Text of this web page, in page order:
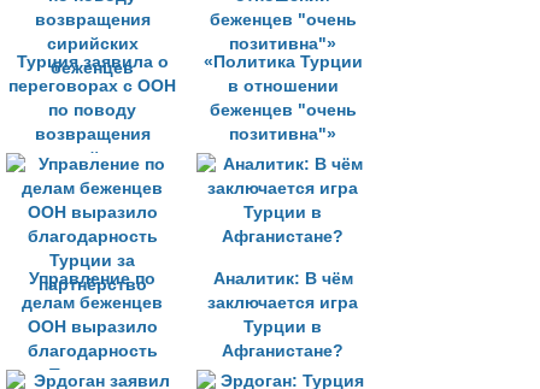
Турция заявила о
переговорах с ООН
по поводу
возвращения
сирийских
беженцев
«Политика Турции
в отношении
беженцев "очень
позитивна"»
Управление по
делам беженцев
ООН выразило
благодарность
Турции за
Аналитик: В чём
заключается игра
Турции в
Афганистане?